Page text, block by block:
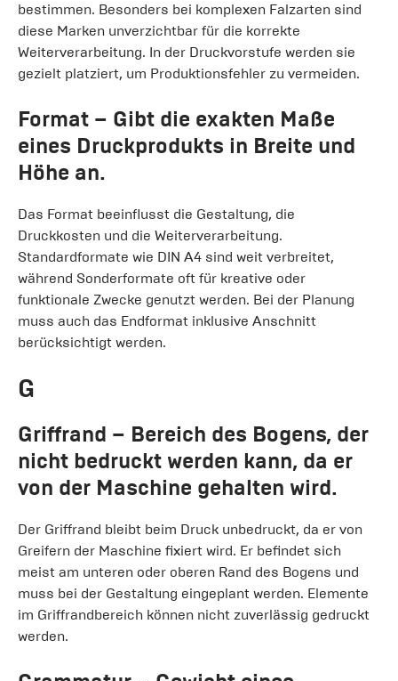
bestimmen. Besonders bei komplexen Falzarten sind
diese Marken unverzichtbar für die korrekte
Weiterverarbeitung. In der Druckvorstufe werden sie
gezielt platziert, um Produktionsfehler zu vermeiden.
Format – Gibt die exakten Maße
eines Druckprodukts in Breite und
Höhe an.
Das Format beeinflusst die Gestaltung, die
Druckkosten und die Weiterverarbeitung.
Standardformate wie DIN A4 sind weit verbreitet,
während Sonderformate oft für kreative oder
funktionale Zwecke genutzt werden. Bei der Planung
muss auch das Endformat inklusive Anschnitt
berücksichtigt werden.
G
Griffrand – Bereich des Bogens, der
nicht bedruckt werden kann, da er
von der Maschine gehalten wird.
Der Griffrand bleibt beim Druck unbedruckt, da er von
Greifern der Maschine fixiert wird. Er befindet sich
meist am unteren oder oberen Rand des Bogens und
muss bei der Gestaltung eingeplant werden. Elemente
im Griffrandbereich können nicht zuverlässig gedruckt
werden.